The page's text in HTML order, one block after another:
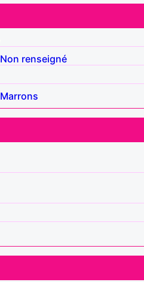
Non renseigné
Marrons